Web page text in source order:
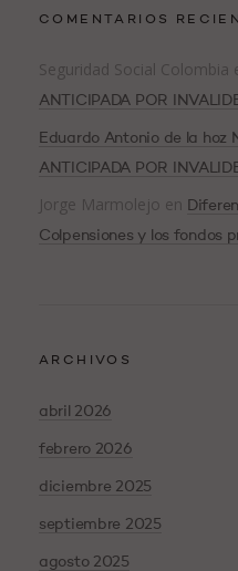
COMENTARIOS
Seguridad Social Colombia
ANTICIPADA POR
Eduardo Antonio de la hoz
ANTICIPADA POR
Jorge Marmolejo en
Colpensiones y los fondos
ARCHIVOS
abril 2026
febrero 2026
diciembre 2025
septiembre 2025
agosto 2025